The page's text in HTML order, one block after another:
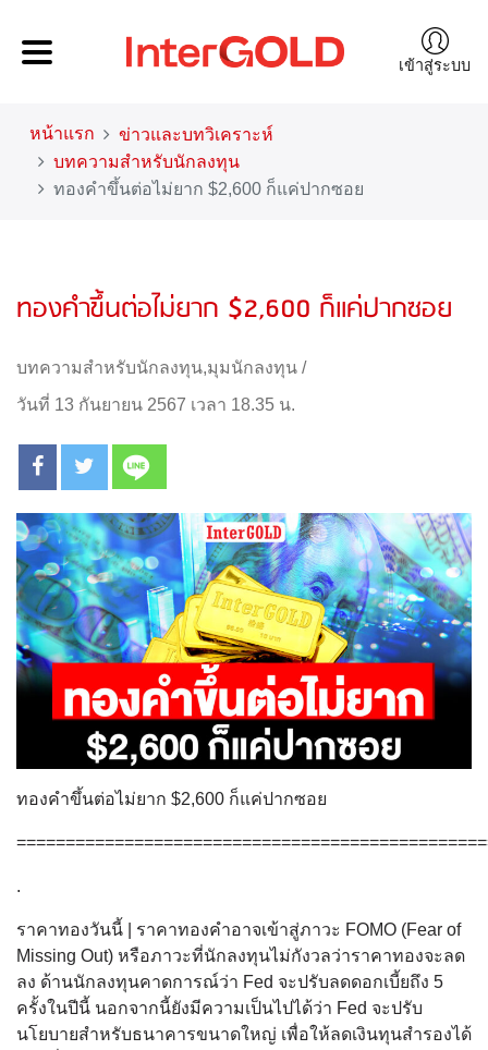
เข้าสู่ระบบ
หน้าแรก
ข่าวและบทวิเคราะห์
บทความสำหรับนักลงทุน
ทองคำขึ้นต่อไม่ยาก $2,600 ก็แค่ปากซอย
ทองคำขึ้นต่อไม่ยาก $2,600 ก็แค่ปากซอย
บทความสำหรับนักลงทุน,มุมนักลงทุน /
วันที่ 13 กันยายน 2567 เวลา 18.35 น.
ทองคำขึ้นต่อไม่ยาก $2,600 ก็แค่ปากซอย
.
ราคาทองวันนี้ | ราคาทองคำอาจเข้าสู่ภาวะ FOMO (Fear of
Missing Out) หรือภาวะที่นักลงทุนไม่กังวลว่าราคาทองจะลด
ลง ด้านนักลงทุนคาดการณ์ว่า Fed จะปรับลดดอกเบี้ยถึง 5
ครั้งในปีนี้ นอกจากนี้ยังมีความเป็นไปได้ว่า Fed จะปรับ
นโยบายสำหรับธนาคารขนาดใหญ่ เพื่อให้ลดเงินทุนสำรองได้